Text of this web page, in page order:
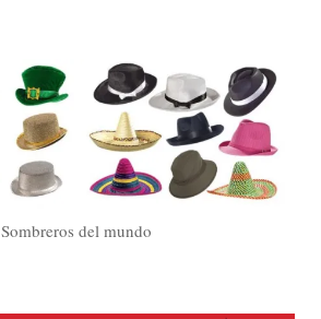
Sombreros del mundo